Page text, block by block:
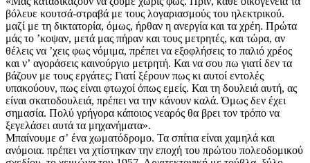
βόλευε κουτσά-στραβά με τους λογαριασμούς του ηλεκτρικού.
μαζί με τη δικτατορία, όμως, ήρθαν η ανεργία και τα χρέη. Πρώτα
μάς το ʼκοψαν, μετά μας πήραν και τους μετρητές, και τώρα, αν
θέλεις να ʼχεις φως νόμιμα, πρέπει να εξοφλήσεις το παλιό χρέος
και νʼ αγοράσεις καινούργιο μετρητή. Και να σου πω γιατί δεν τα
βάζουν με τους εργάτες; Γιατί ξέρουν πως κι αυτοί εντολές
υπακούουν, πως είναι φτωχοί όπως εμείς. Και τη δουλειά αυτή, ας
είναι σκατοδουλειά, πρέπει να την κάνουν καλά. Όμως δεν έχει
σημασία. Πολύ γρήγορα κάποιος νεαρός θα βρει τον τρόπο να
ξεγελάσει αυτά τα μηχανήματα».
Μπαίνουμε σʼ ένα χωματόδρομο. Τα σπίτια είναι χαμηλά και
ανόμοια. πρέπει να χτίστηκαν την εποχή του πρώτου πολεοδομικού